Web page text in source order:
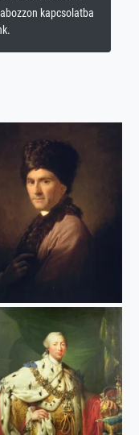
kapcsolatba